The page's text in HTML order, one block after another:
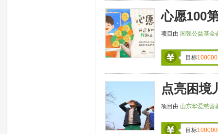
心愿100
项目由 国强公益基金
目标100000
点亮困境
项目由 山东华爱慈善
目标